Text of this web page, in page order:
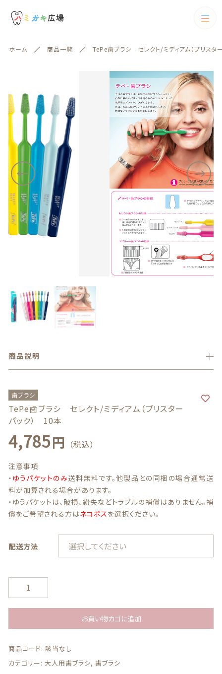
ホーム 商品一覧 TePe歯ブラシ セレクト/ミディアム（ブリス
商品説明
歯ブラシ
TePe歯ブラシ セレクト/ミディアム（ブリスター
パック） 10本
4,785円 （税込）
注意事項
・ ゆうパケットのみ送料無料です。他製品との同梱の場合通常送
料が加算される場合があります。
・ゆうパケットは、破損、紛失などトラブルの補償はありません。補
償をご希望される方はネコポスを選択ください。
配送方法
e
P
歯
ラ
シ
お買い物カゴに追加
商品コード: 該当なし
カテゴリー: 大人用歯ブラシ, 歯ブラシ
カートに商品を追加しました
数量
（税込）
ショッピングを続ける
カートを確認する
カテゴリー
歯ブラシ 歯間ブラシ
フロス 歯磨剤
カテゴリー一覧
おすすめ商品
セール商品
新着商品
商品一覧
最近チェックした商品
注文履歴
当店について
よくある質問
プライバシーポリシー
特定商取引法に基づく表記
すべて
歯ブラシ
歯間ブラシ
電動歯ブラシ
フロス
義歯安定剤
虫歯予防ガム
義歯洗浄剤
お試し製品
絞り込み検索
親カテゴリー
子カテゴリー
価格帯
在庫あり
並び順